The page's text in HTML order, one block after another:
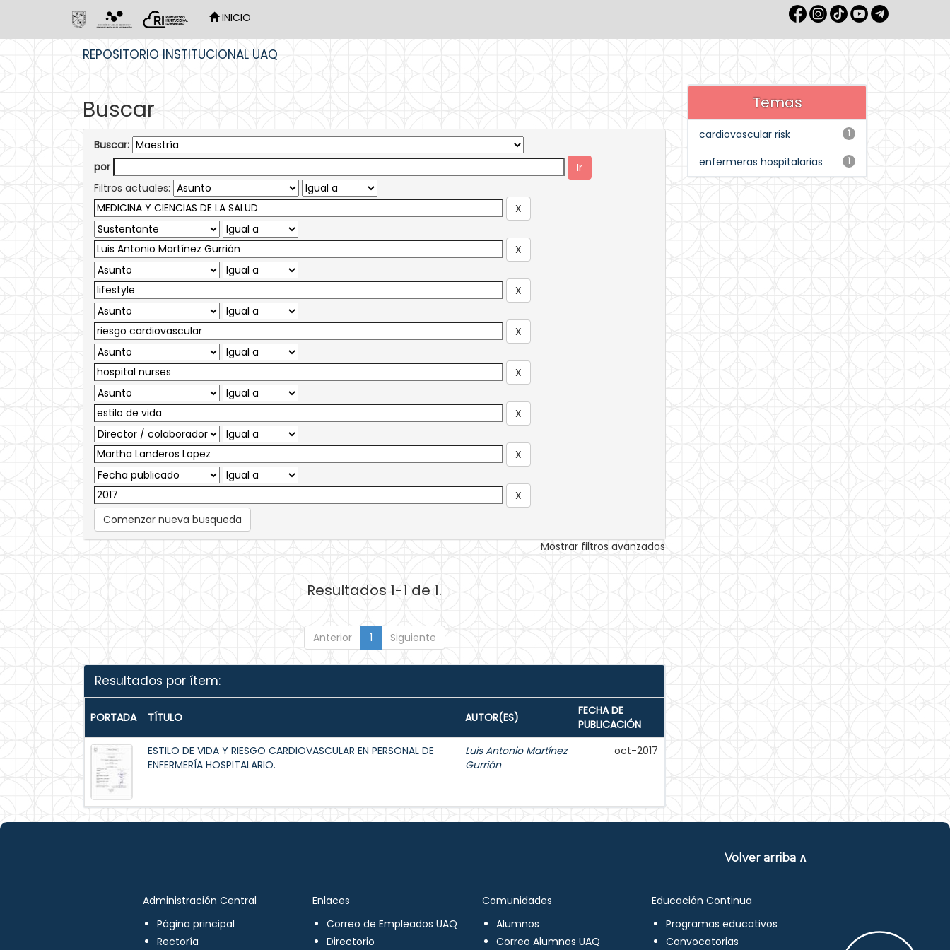
INICIO
REPOSITORIO INSTITUCIONAL UAQ
Buscar
Buscar:
por
Filtros actuales:
Comenzar nueva busqueda
Mostrar filtros avanzados
Resultados 1-1 de 1.
Anterior 1 Siguiente
Resultados por ítem:
PORTADA TÍTULO AUTOR(ES)
FECHA DE
PUBLICACIÓN
ESTILO DE VIDA Y RIESGO CARDIOVASCULAR EN PERSONAL DE
ENFERMERÍA HOSPITALARIO.
Luis Antonio Martínez
Gurrión
oct-2017
Temas
1
cardiovascular risk
1
enfermeras hospitalarias
Volver arriba ∧
Administración Central
Página principal
Rectoría
Enlaces
Correo de Empleados UAQ
Directorio
Comunidades
Alumnos
Correo Alumnos UAQ
Educación Continua
Programas educativos
Convocatorias